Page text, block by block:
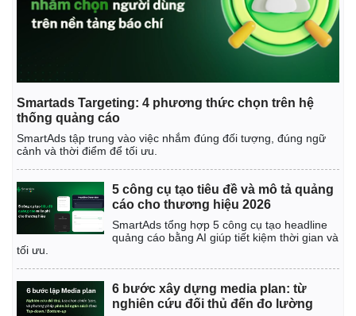
Pháp luật
Tư vấn luật
Quân sự - Quốc phòng
Vũ khí
Phân tích
Smartads Targeting: 4 phương thức chọn trên hệ
thống quảng cáo
SmartAds tập trung vào việc nhắm đúng đối tượng, đúng ngữ
cảnh và thời điểm để tối ưu.
5 công cụ tạo tiêu đề và mô tả quảng
cáo cho thương hiệu 2026
SmartAds tổng hợp 5 công cụ tạo headline
quảng cáo bằng AI giúp tiết kiệm thời gian và
tối ưu.
6 bước xây dựng media plan: từ
nghiên cứu đối thủ đến đo lường